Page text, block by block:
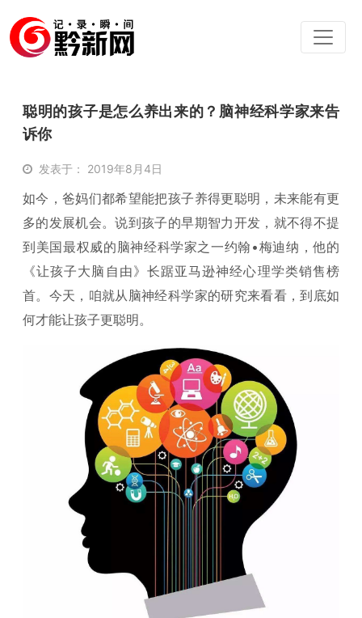
聪明的孩子是怎么养出来的？脑神经科学家来告
诉你
发表于： 2019年8月4日
如今，爸妈们都希望能把孩子养得更聪明，未来能有更
多的发展机会。说到孩子的早期智力开发，就不得不提
到美国最权威的脑神经科学家之一约翰•梅迪纳，他的
《让孩子大脑自由》长踞亚马逊神经心理学类销售榜
首。今天，咱就从脑神经科学家的研究来看看，到底如
何才能让孩子更聪明。